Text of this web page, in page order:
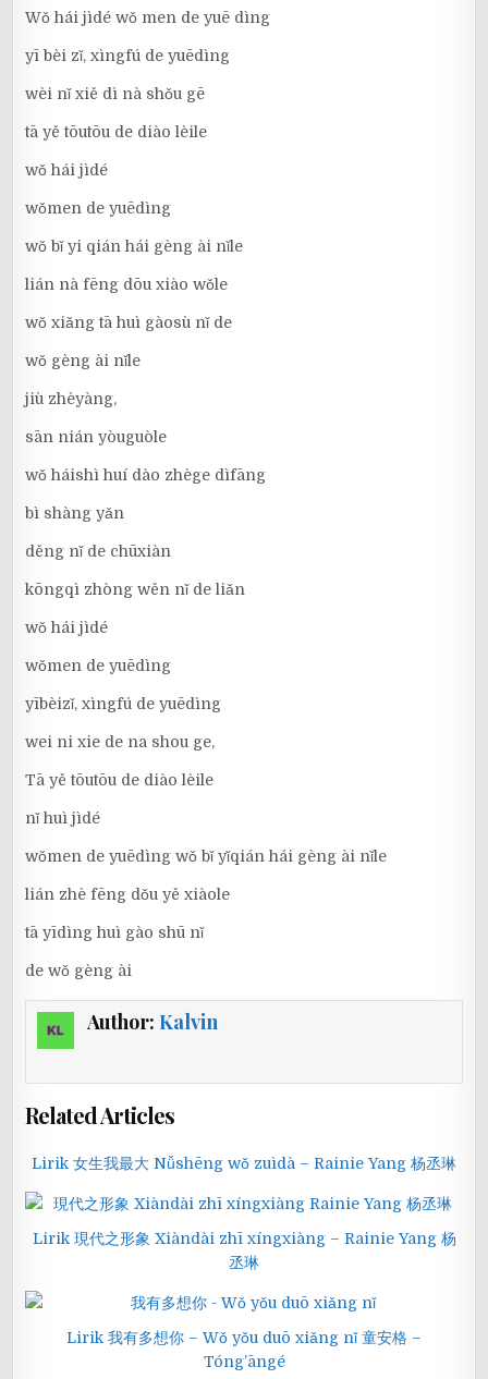
Wǒ hái jìdé wǒ men de yuē dìng
yī bèi zǐ, xìngfú de yuēdìng
wèi nǐ xiě dì nà shǒu gē
tā yě tōutōu de diào lèile
wǒ hái jìdé
wǒmen de yuēdìng
wǒ bǐ yi qián hái gèng ài nǐle
lián nà fēng dōu xiào wǒle
wǒ xiǎng tā huì gàosù nǐ de
wǒ gèng ài nǐle
jiù zhèyàng,
sān nián yòuguòle
wǒ háishì huí dào zhège dìfāng
bì shàng yǎn
děng nǐ de chūxiàn
kōngqì zhòng wěn nǐ de liǎn
wǒ hái jìdé
wǒmen de yuēdìng
yībèizǐ, xìngfú de yuēdìng
wei ni xie de na shou ge,
Tā yě tōutōu de diào lèile
nǐ huì jìdé
wǒmen de yuēdìng wǒ bǐ yǐqián hái gèng ài nǐle
lián zhè fēng dǒu yě xiàole
tā yīdìng huì gào shū nǐ
de wǒ gèng ài
Author: Kalvin
Related Articles
Lirik 女生我最大 Nǚshēng wǒ zuìdà – Rainie Yang 杨丞琳
Lirik 現代之形象 Xiàndài zhī xíngxiàng – Rainie Yang 杨
丞琳
Lirik 我有多想你 – Wǒ yǒu duō xiǎng nǐ 童安格 –
Tóng’āngé